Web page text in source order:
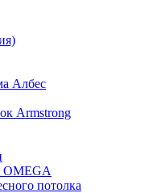
Албес
Armstrong
OMEGA
потолка